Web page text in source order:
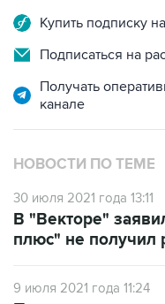
Купить подписку
Подписаться на
Получать
канале
НОВОСТИ ПО ТЕМЕ
30 июля 2021 года 13:11
В "Векторе"
плюс" не получил
9 июля 2021 года 11:24